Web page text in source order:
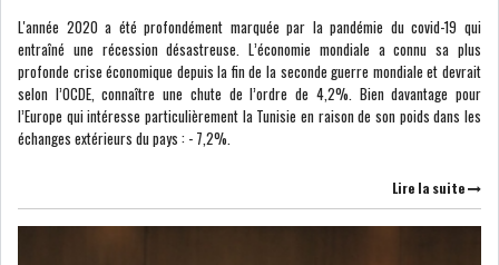
ALGÉRIE MAROC
LIBYE MAURITANIE
L'année 2020 a été profondément marquée par la pandémie du covid-19 qui
entraîné une récession désastreuse. L’économie mondiale a connu sa plus
profonde crise économique depuis la fin de la seconde guerre mondiale et devrait
selon l’OCDE, connaître une chute de l’ordre de 4,2%. Bien davantage pour
l’Europe qui intéresse particulièrement la Tunisie en raison de son poids dans les
échanges extérieurs du pays : - 7,2%.
Lire la suite